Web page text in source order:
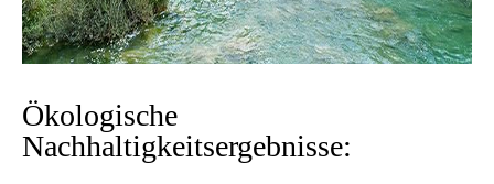
Ökologische
Nachhaltigkeitsergebnisse: